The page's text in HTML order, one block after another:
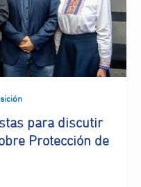
para discutir
Protección de